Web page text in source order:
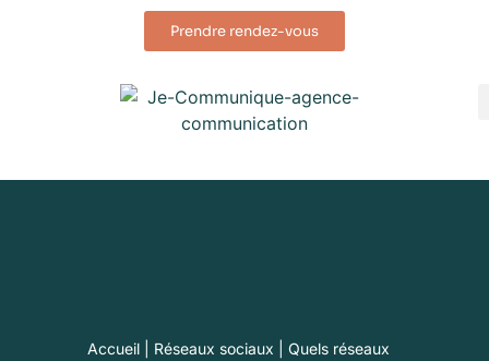
Prendre rendez-vous
Accueil Réseaux sociaux
Quels réseaux